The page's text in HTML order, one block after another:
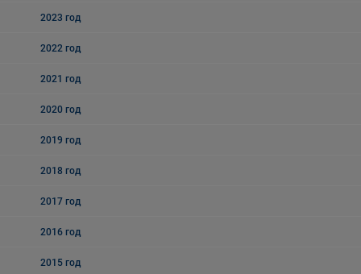
2023 год
2022 год
2021 год
2020 год
2019 год
2018 год
2017 год
2016 год
2015 год